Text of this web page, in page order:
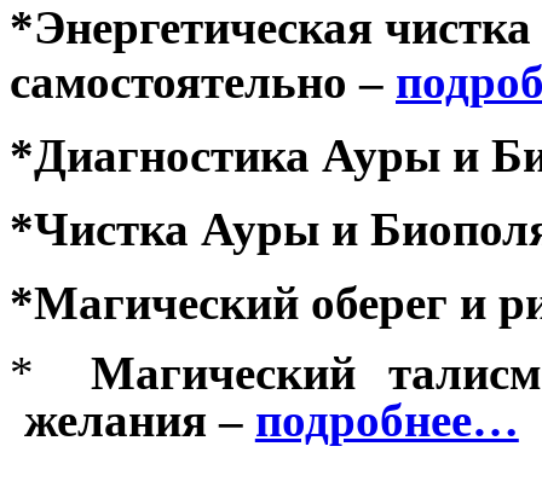
*Энергетическая
самостоятельно –
*Диагностика Ауры и
*Чистка Ауры и
*Магический оберег и
*
Магический
желания – подробнее…